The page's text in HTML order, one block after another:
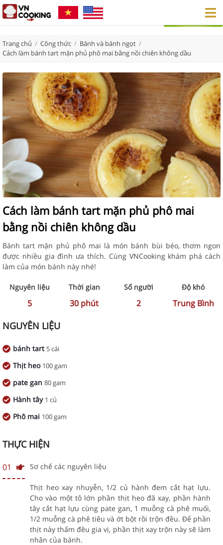
Trang chủ / Công thức / Bánh và bánh ngọt /
Cách làm bánh tart mặn phủ phô mai bằng nồi chiên không dầu
Cách làm bánh tart mặn phủ phô mai
bằng nồi chiên không dầu
Bánh tart mặn phủ phô mai là món bánh bùi béo, thơm ngon
được nhiều gia đình ưa thích. Cùng VNCooking khám phá cách
làm của món bánh này nhé!
Nguyên liệu
5
Thời gian
30 phút
Số người
2
Độ khó
Trung Bình
NGUYÊN LIỆU
bánh tart 5 cái
Thịt heo 100 gam
pate gan 80 gam
Hành tây 1 củ
Phô mai 100 gam
THỰC HIỆN
01 Sơ chế các nguyên liệu
Thịt heo xay nhuyễn, 1/2 củ hành đem cắt hạt lựu.
Cho vào một tô lớn phần thịt heo đã xay, phần hành
tây cắt hạt lựu cùng pate gan, 1 muỗng cà phê muối,
1/2 muỗng cà phê tiêu và ớt bột rồi trộn đều. Để phần
thịt này thấm đều gia vị, phần thịt xay trộn này sẽ làm
nhân của bánh.